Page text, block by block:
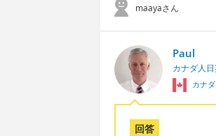
maayaさん
Paul
カナダ人
カナダ
回答